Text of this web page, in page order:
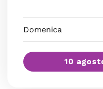
Domenica
10